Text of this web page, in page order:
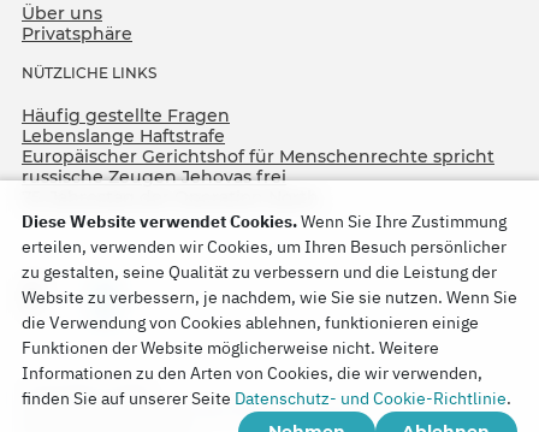
Über uns
Privatsphäre
NÜTZLICHE LINKS
Häufig gestellte Fragen
Lebenslange Haftstrafe
Europäischer Gerichtshof für Menschenrechte spricht
russische Zeugen Jehovas frei
Copyright © 2026
Watch Tower Bible and Tract Society of Korea.
Diese Website verwendet Cookies.Wenn Sie Ihre Zustimmung
erteilen, verwenden wir Cookies, um Ihren Besuch persönlicher
zu gestalten, seine Qualität zu verbessern und die Leistung der
Website zu verbessern, je nachdem, wie Sie sie nutzen. Wenn Sie
die Verwendung von Cookies ablehnen, funktionieren einige
Funktionen der Website möglicherweise nicht. Weitere
Informationen zu den Arten von Cookies, die wir verwenden,
finden Sie auf unserer Seite Datenschutz- und Cookie-Richtlinie.